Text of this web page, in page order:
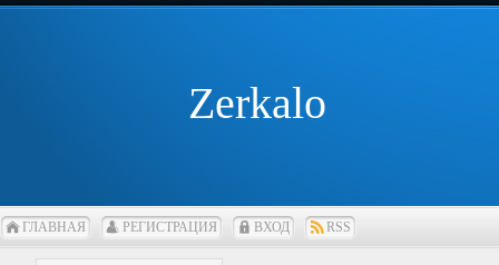
Zerkalo
ГЛАВНАЯ РЕГИСТРАЦИЯ ВХОД RSS